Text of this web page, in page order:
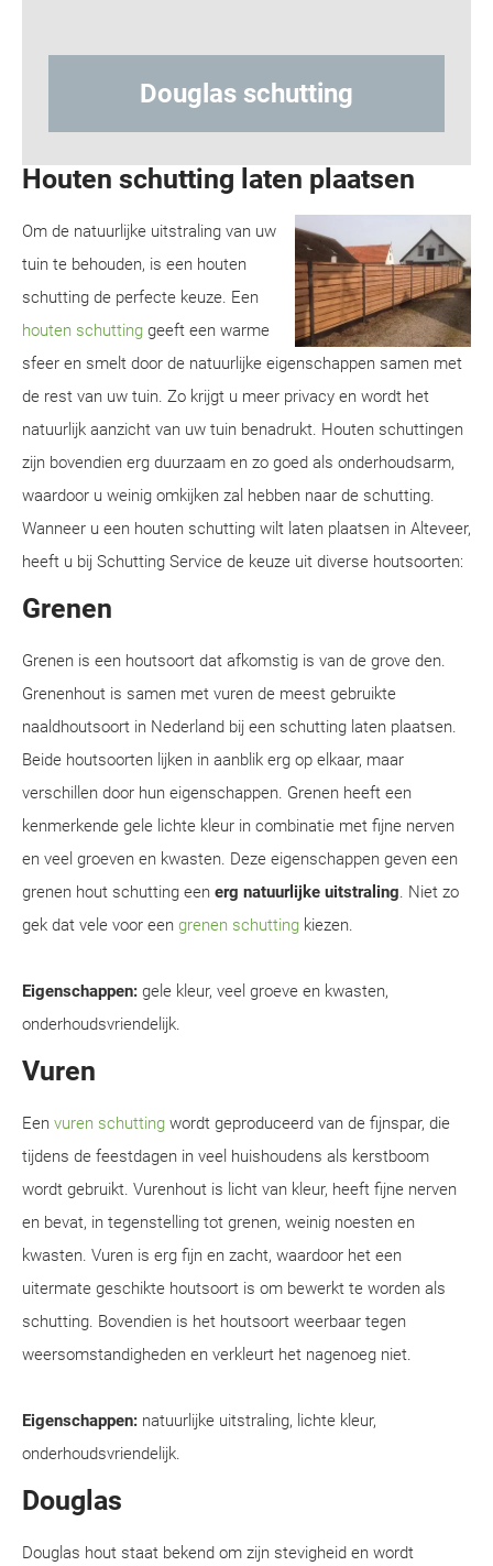
schutting Hout-
Houten schutting laten plaatsen
Om de natuurlijke uitstraling van uw
tuin te behouden, is een houten
schutting de perfecte keuze. Een
houten schutting geeft een warme
sfeer en smelt door de natuurlijke eigenschappen samen met
de rest van uw tuin. Zo krijgt u meer privacy en wordt het
natuurlijk aanzicht van uw tuin benadrukt. Houten schuttingen
zijn bovendien erg duurzaam en zo goed als onderhoudsarm,
waardoor u weinig omkijken zal hebben naar de schutting.
Wanneer u een houten schutting wilt laten plaatsen in Alteveer,
heeft u bij Schutting Service de keuze uit diverse houtsoorten:
Grenen
Grenen is een houtsoort dat afkomstig is van de grove den.
Grenenhout is samen met vuren de meest gebruikte
naaldhoutsoort in Nederland bij een schutting laten plaatsen.
Beide houtsoorten lijken in aanblik erg op elkaar, maar
verschillen door hun eigenschappen. Grenen heeft een
kenmerkende gele lichte kleur in combinatie met fijne nerven
en veel groeven en kwasten. Deze eigenschappen geven een
grenen hout schutting een erg natuurlijke uitstraling. Niet zo
gek dat vele voor een grenen schutting kiezen.
Eigenschappen: gele kleur, veel groeve en kwasten,
onderhoudsvriendelijk.
Vuren
Een vuren schutting wordt geproduceerd van de fijnspar, die
tijdens de feestdagen in veel huishoudens als kerstboom
wordt gebruikt. Vurenhout is licht van kleur, heeft fijne nerven
en bevat, in tegenstelling tot grenen, weinig noesten en
kwasten. Vuren is erg fijn en zacht, waardoor het een
uitermate geschikte houtsoort is om bewerkt te worden als
schutting. Bovendien is het houtsoort weerbaar tegen
weersomstandigheden en verkleurt het nagenoeg niet.
Eigenschappen: natuurlijke uitstraling, lichte kleur,
onderhoudsvriendelijk.
Douglas
Douglas hout staat bekend om zijn stevigheid en wordt